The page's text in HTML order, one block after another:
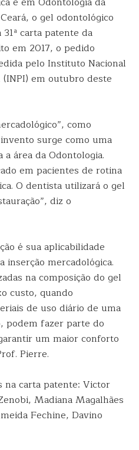
o gel odontológico
carta patente da
em 2017, o pedido
pelo Instituto Nacional
em outubro deste
como
surge como uma
área da Odontologia.
em pacientes de rotina
O dentista utilizará o gel
diz o
é sua aplicabilidade
inserção mercadológica.
na composição do gel
custo, quando
de uso diário de uma
podem fazer parte do
um maior conforto
Pierre.
na carta patente: Victor
Madiana Magalhães
Fechine, Davino